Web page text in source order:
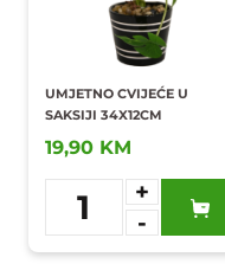
UMJETNO CVIJEĆE U
SAKSIJI 34X12CM
19,90 KM
1
+
-
Dodaj u
omiljene